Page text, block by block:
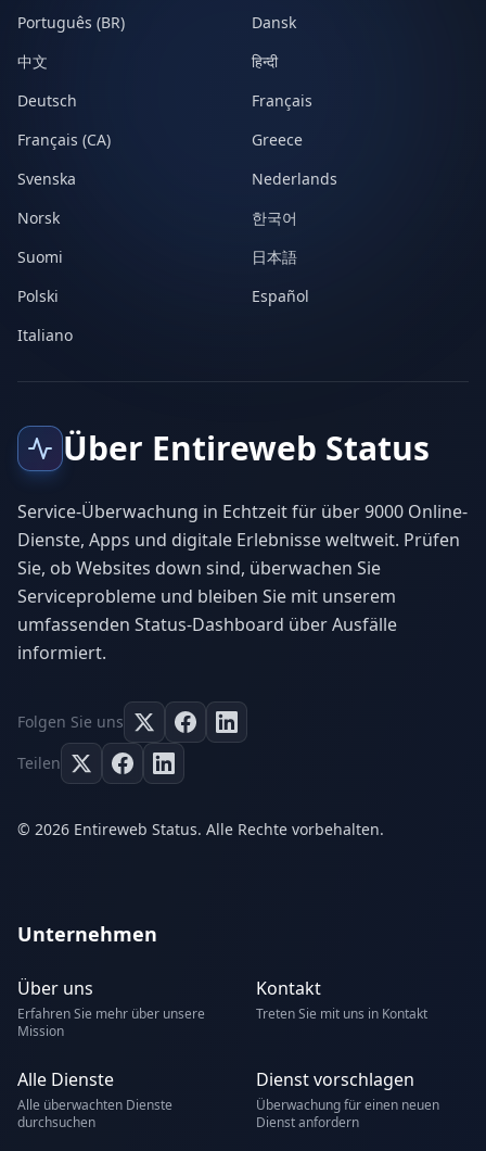
Português (BR)
Dansk
中文
हिन्दी
Deutsch
Français
Français (CA)
Greece
Svenska
Nederlands
Norsk
한국어
Suomi
日本語
Polski
Español
Italiano
Über Entireweb Status
Service-Überwachung in Echtzeit für über 9000 Online-
Dienste, Apps und digitale Erlebnisse weltweit. Prüfen
Sie, ob Websites down sind, überwachen Sie
Serviceprobleme und bleiben Sie mit unserem
umfassenden Status-Dashboard über Ausfälle
informiert.
Folgen Sie uns
Teilen
© 2026 Entireweb Status. Alle Rechte vorbehalten.
Unternehmen
Über uns
Erfahren Sie mehr über unsere
Mission
Kontakt
Treten Sie mit uns in Kontakt
Alle Dienste
Alle überwachten Dienste
durchsuchen
Dienst vorschlagen
Überwachung für einen neuen
Dienst anfordern